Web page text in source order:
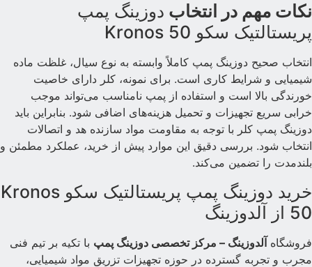
نکات مهم در انتخاب دوزینگ پمپ
پریستالتیک سکو Kronos 50
انتخاب صحیح دوزینگ پمپ کاملاً وابسته به نوع سیال، غلظت ماده
شیمیایی و شرایط کاری است. برای نمونه، کلر دارای خاصیت
خورندگی بالا است و استفاده از پمپ نامناسب می‌تواند موجب
خرابی سریع تجهیزات و تحمیل هزینه‌های اضافی شود. بنابراین باید
دوزینگ پمپ کلر با توجه به مقاومت مواد سازنده هد و اتصالات
انتخاب شود. بررسی دقیق این موارد پیش از خرید، عملکرد مطمئن و
بلندمدت را تضمین می‌کند.
خرید دوزینگ پمپ پریستالتیک سکو Kronos
50 از آلدوزینگ
فروشگاه آلدوزینگ – مرکز تخصصی دوزینگ پمپ با تکیه بر تیم فنی
مجرب و تجربه گسترده در حوزه تجهیزات تزریق مواد شیمیایی،